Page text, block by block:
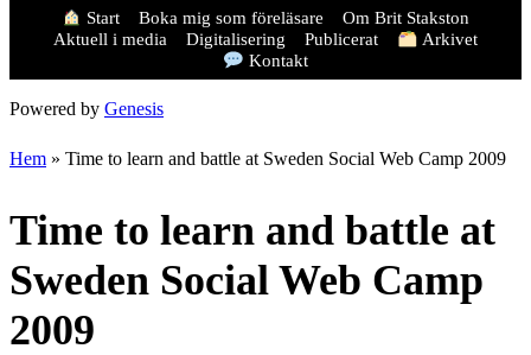
Start Boka mig som föreläsare
Om Brit Stakston
Aktuell i media
Digitalisering Publicerat
Arkivet
Kontakt
Powered by Genesis
Hem » Time to learn and battle at Sweden Social Web Camp 2009
Time to learn and battle at
Sweden Social Web Camp
2009